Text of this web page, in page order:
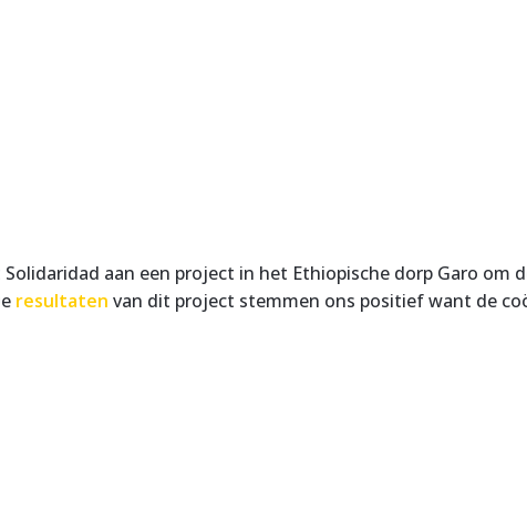
aan een project in het Ethiopische dorp Garo
resultaten van dit project stemmen ons positief want de